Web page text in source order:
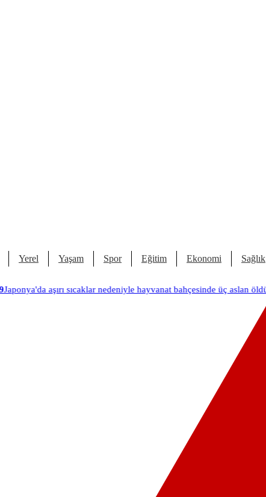
Yerel Yaşam Spor Eğitim Ekonomi Sağlık
aşırı sıcaklar nedeniyle hayvanat bahçesinde üç aslan öldü